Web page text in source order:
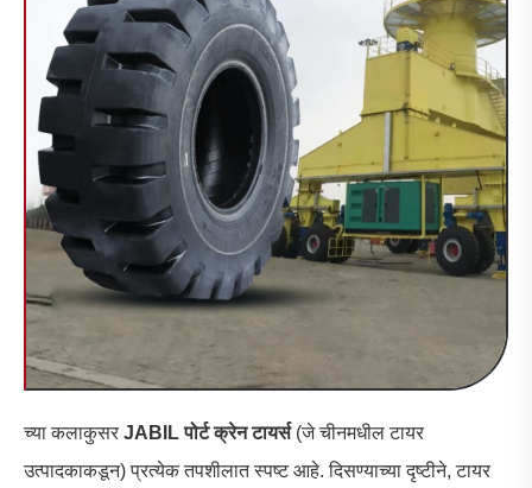
च्या कलाकुसर JABIL पोर्ट क्रेन टायर्स (जे चीनमधील टायर
उत्पादकाकडून) प्रत्येक तपशीलात स्पष्ट आहे. दिसण्याच्या दृष्टीने, टायर